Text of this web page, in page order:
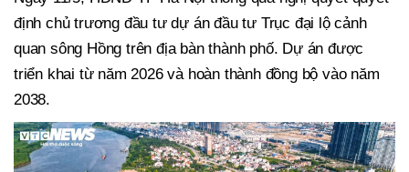
định chủ trương đầu tư dự án đầu tư Trục đại lộ cảnh
quan sông Hồng trên địa bàn thành phố. Dự án được
triển khai từ năm 2026 và hoàn thành đồng bộ vào năm
2038.